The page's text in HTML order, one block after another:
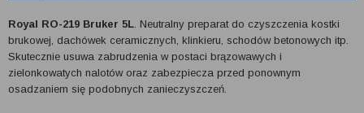
Royal RO-219 Bruker 5L. Neutralny preparat do czyszczenia kostki
brukowej, dachówek ceramicznych, klinkieru, schodów betonowych itp.
Skutecznie usuwa zabrudzenia w postaci brązowawych i
zielonkowatych nalotów oraz zabezpiecza przed ponownym
osadzaniem się podobnych zanieczyszczeń.